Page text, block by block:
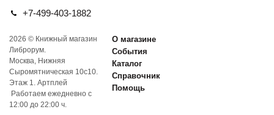
+7-499-403-1882
2026 © Книжный магазин
Либрорум.
Москва, Нижняя
Сыромятническая 10с10.
Этаж 1. Артплей
Работаем ежедневно с
12:00 до 22:00 ч.
О магазине
События
Каталог
Справочник
Помощь